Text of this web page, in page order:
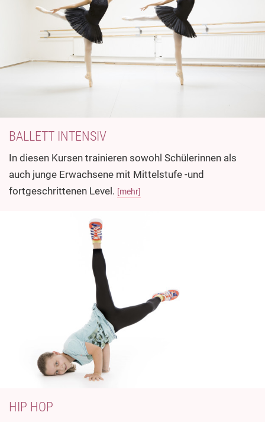
BALLETT INTENSIV
In diesen Kursen trainieren sowohl Schülerinnen als
auch junge Erwachsene mit Mittelstufe -und
fortgeschrittenen Level. [mehr]
HIP HOP